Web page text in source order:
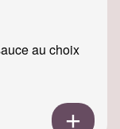
au choix